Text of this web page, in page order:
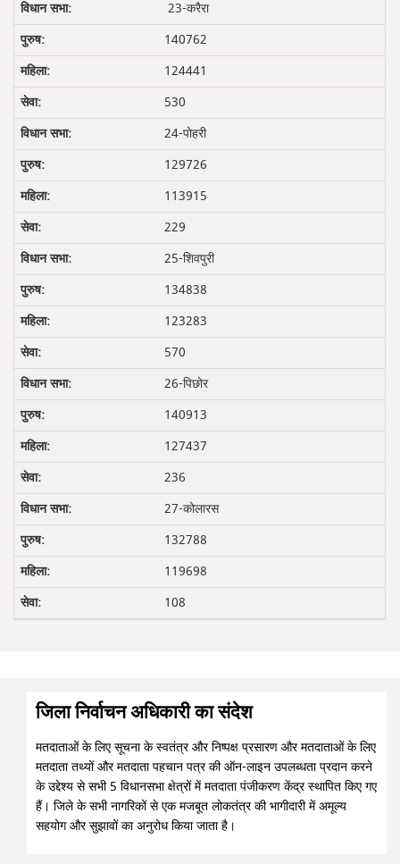
23-करैरा
140762
124441
530
24-पोहरी
129726
113915
229
25-शिवपुरी
134838
123283
570
26-पिछोर
140913
127437
236
27-कोलारस
132788
119698
108
जिला निर्वाचन अधिकारी का संदेश
मतदाताओं के लिए सूचना के स्वतंत्र और निष्पक्ष प्रसारण और मतदाताओं के लिए
मतदाता तथ्यों और मतदाता पहचान पत्र की ऑन-लाइन उपलब्धता प्रदान करने
के उद्देश्य से सभी 5 विधानसभा क्षेत्रों में मतदाता पंजीकरण केंद्र स्थापित किए गए
हैं। जिले के सभी नागरिकों से एक मजबूत लोकतंत्र की भागीदारी में अमूल्य
सहयोग और सुझावों का अनुरोध किया जाता है।